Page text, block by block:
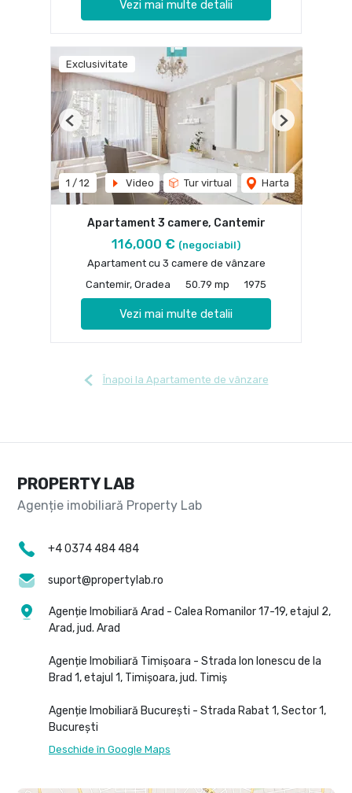
Vezi mai multe detalii
Exclusivitate
1 / 12 Video Tur virtual Harta
Previous Next
Apartament 3 camere, Cantemir
116,000 € (negociabil)
Apartament cu 3 camere de vânzare
Cantemir, Oradea
50.79 mp 1975
Vezi mai multe detalii
Înapoi la Apartamente de vânzare
PROPERTY LAB
+4 0374 484 484
suport@propertylab.ro
Agenție Imobiliară Arad - Calea Romanilor 17-19, etajul 2,
Arad, jud. Arad
Agenție Imobiliară Timișoara - Strada Ion Ionescu de la
Brad 1, etajul 1, Timișoara, jud. Timiș
Agenție Imobiliară București - Strada Rabat 1, Sector 1,
București
Deschide în Google Maps